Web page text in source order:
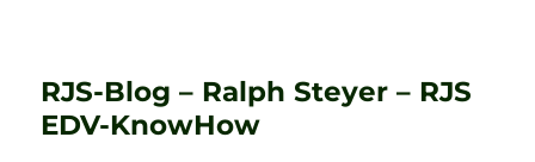
RJS-Blog – Ralph Steyer – RJS
EDV-KnowHow